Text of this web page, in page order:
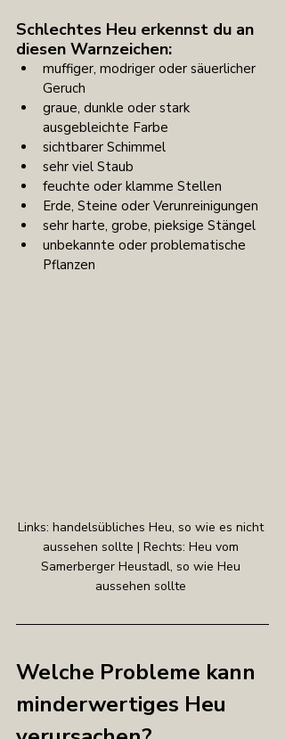
Schlechtes Heu erkennst du an
diesen Warnzeichen:
muffiger, modriger oder säuerlicher
Geruch
graue, dunkle oder stark
ausgebleichte Farbe
sichtbarer Schimmel
sehr viel Staub
feuchte oder klamme Stellen
Erde, Steine oder Verunreinigungen
sehr harte, grobe, pieksige Stängel
unbekannte oder problematische
Pflanzen
Links: handelsübliches Heu, so wie es nicht
aussehen sollte | Rechts: Heu vom
Samerberger Heustadl, so wie Heu
aussehen sollte
Welche Probleme kann
minderwertiges Heu